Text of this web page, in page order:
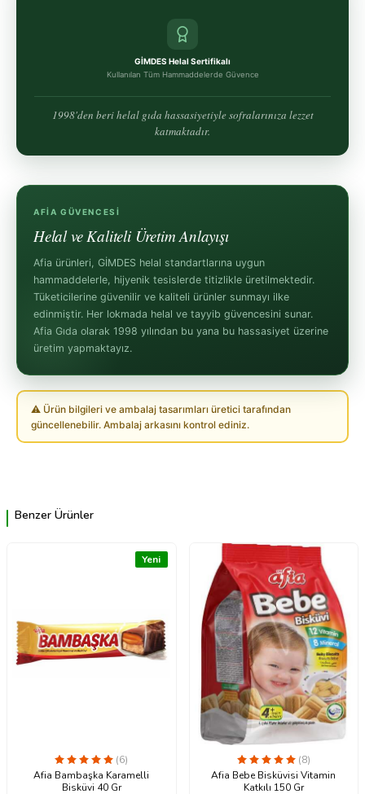
GİMDES Helal Sertifikalı
Kullanılan Tüm Hammaddelerde Güvence
1998'den beri helal gıda hassasiyetiyle sofralarınıza lezzet
katmaktadır.
AFİA GÜVENCESI
Helal ve Kaliteli Üretim Anlayışı
Afia ürünleri, GİMDES helal standartlarına uygun
hammaddelerle, hijyenik tesislerde titizlikle üretilmektedir.
Tüketicilerine güvenilir ve kaliteli ürünler sunmayı ilke
edinmiştir. Her lokmada helal ve tayyib güvencesini sunar.
Afia Gıda olarak 1998 yılından bu yana bu hassasiyet üzerine
üretim yapmaktayız.
⚠ Ürün bilgileri ve ambalaj tasarımları üretici tarafından
güncellenebilir. Ambalaj arkasını kontrol ediniz.
Benzer Ürünler
Yeni
(6)
Afia Bambaşka Karamelli
Bisküvi 40 Gr
(8)
Afia Bebe Bisküvisi Vitamin
Katkılı 150 Gr